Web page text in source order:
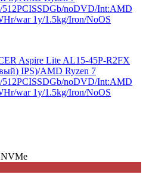
Aspire Lite AL15-45P-R2FX
IPS)/AMD Ryzen 7
512PCISSDGb/noDVD/Int:AMD
war 1y/1.5kg/Iron/NoOS
NVMe